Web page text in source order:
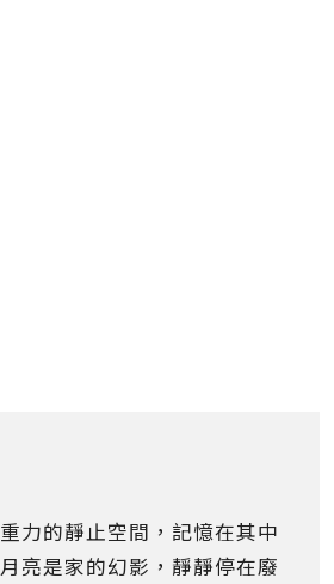
力的靜止空間，記憶在其中
亮是家的幻影，靜靜停在廢